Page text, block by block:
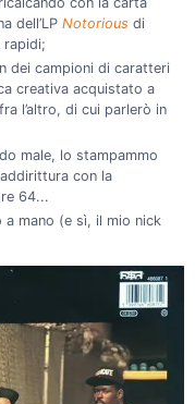
dell’LP Notorious di
rapidi;
dei campioni di caratteri
creativa acquistato a
l’altro, di cui parlerò in
male, lo stampammo
con la
64...
a mano (e sì, il mio nick